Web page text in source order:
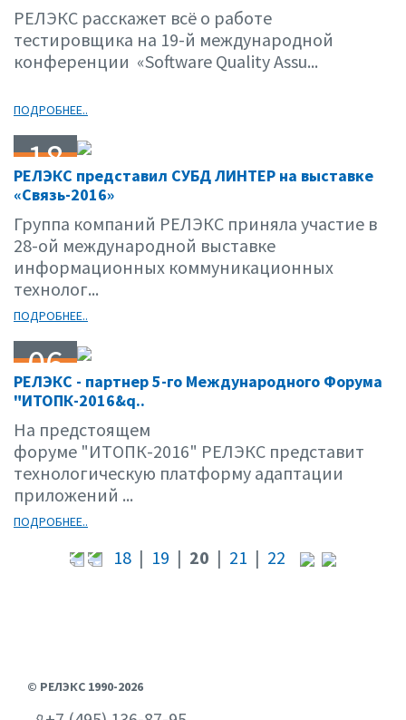
РЕЛЭКС расскажет всё о работе
тестировщика на 19-й международной
конференции «Software Quality Assu...
ПОДРОБНЕЕ..
18
05.16
РЕЛЭКС представил СУБД ЛИНТЕР на выставке
«Связь-2016»
Группа компаний РЕЛЭКС приняла участие в
28-ой международной выставке
информационных коммуникационных
технолог...
ПОДРОБНЕЕ..
06
05.16
РЕЛЭКС - партнер 5-го Международного Форума
"ИТОПК-2016&q..
На предстоящем
форуме "ИТОПК-2016" РЕЛЭКС представит
технологическую платформу адаптации
приложений ...
ПОДРОБНЕЕ..
18 | 19 | 20 | 21 | 22
© РЕЛЭКС 1990-2026